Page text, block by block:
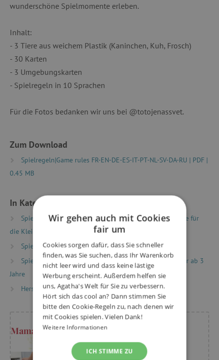
wunderschöne Spielmomente erleben.
Inhalt:
- 3 Tiere aus weichem Plastik (Kaninchen, Kuh, Frosch)
- 30 Karten
- 3 Umgebungskarten
- Spielregeln in 10 Sprachen
Für die Fotos bedanken wir uns bei @totojenassvet.
Zum Download
Spielregeln|Game rules FR-EN-DE-ES-IT-PT-NL-SV-DA-RU | PDF |
0.45 MB
In Kategorien eingeteilt
Spielzeug nach Typ Gesellschaftsspiele
Spiele für
die Kleinsten
Spielzeug nach Typ
Montessori Spielzeug
Spielzeug nach Alter
Spiele & Spielzeug für Kinder ab 3
Jahre
Hersteller
Djeco
Mama Kristýna rät
Wir gehen auch mit Cookies
fair um
Cookies sorgen dafür, dass Sie schneller
finden, was Sie suchen, dass Ihr Warenkorb
nicht leer wird und dass keine lästige
Werbung erscheint. Außerdem helfen sie
uns, Agatha's Welt für Sie zu verbessern.
Hört sich das cool an? Dann stimmen Sie
bitte den Cookie-Regeln zu, nach denen wir
mit Cookies spielen. Vielen Dank!
Weitere Informationen
ICH STIMME ZU